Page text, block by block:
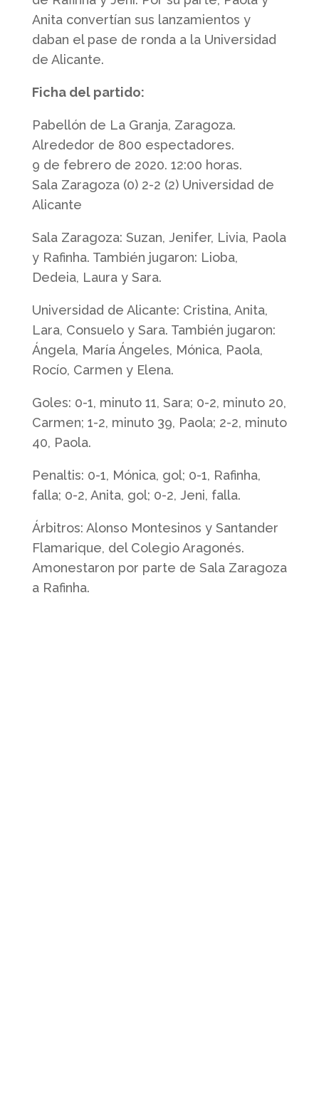
Anita convertían sus lanzamientos y
daban el pase de ronda a la Universidad
de Alicante.
Ficha del partido:
Pabellón de La Granja, Zaragoza.
Alrededor de 800 espectadores.
9 de febrero de 2020. 12:00 horas.
Sala Zaragoza (0) 2-2 (2) Universidad de
Alicante
Sala Zaragoza: Suzan, Jenifer, Livia, Paola
y Rafinha. También jugaron: Lioba,
Dedeia, Laura y Sara.
Universidad de Alicante: Cristina, Anita,
Lara, Consuelo y Sara. También jugaron:
Ángela, María Ángeles, Mónica, Paola,
Rocío, Carmen y Elena.
Goles: 0-1, minuto 11, Sara; 0-2, minuto 20,
Carmen; 1-2, minuto 39, Paola; 2-2, minuto
40, Paola.
Penaltis: 0-1, Mónica, gol; 0-1, Rafinha,
falla; 0-2, Anita, gol; 0-2, Jeni, falla.
Árbitros: Alonso Montesinos y Santander
Flamarique, del Colegio Aragonés.
Amonestaron por parte de Sala Zaragoza
a Rafinha.